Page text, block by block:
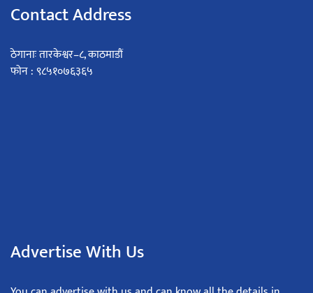
Contact Address
ठेगानाः तारकेश्वर–८, काठमाडौं
फोन : ९८५१०७६३६५
Advertise With Us